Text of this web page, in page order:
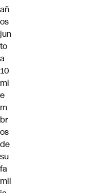
añ
os
jun
to
a
10
mi
e
m
br
os
de
su
fa
mil